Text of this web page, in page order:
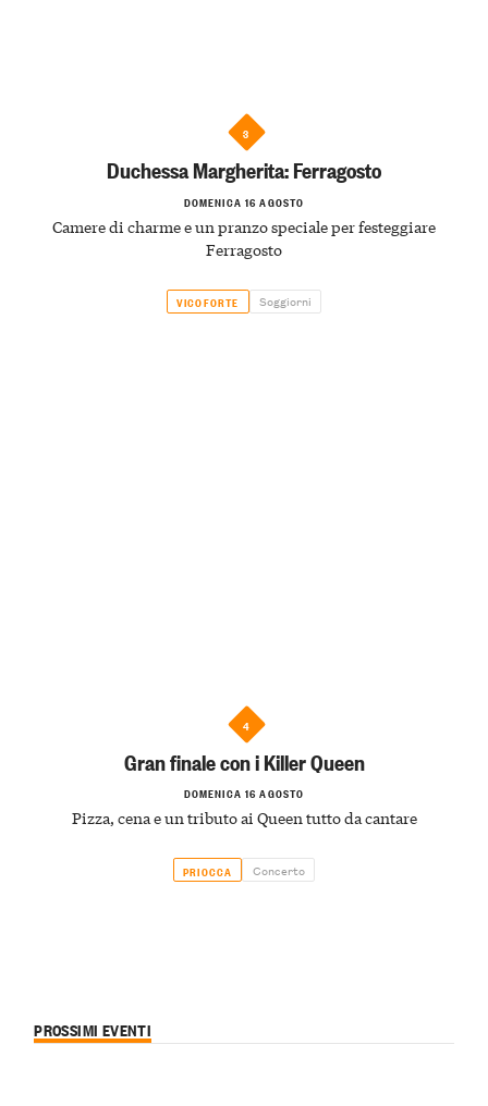
3
Duchessa Margherita: Ferragosto
DOMENICA 16 AGOSTO
Camere di charme e un pranzo speciale per festeggiare
Ferragosto
VICOFORTE Soggiorni
4
Gran finale con i Killer Queen
DOMENICA 16 AGOSTO
Pizza, cena e un tributo ai Queen tutto da cantare
PRIOCCA Concerto
PROSSIMI EVENTI